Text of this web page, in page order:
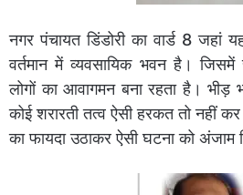
नगर पंचायत डिंडोरी का वार्ड 8 जहां
वर्तमान में व्यवसायिक भवन है। जिसमें
लोगों का आवागमन बना रहता है।
कोई शरारती तत्व ऐसी हरकत तो नहीं
का फायदा उठाकर ऐसी घटना को अंजाम